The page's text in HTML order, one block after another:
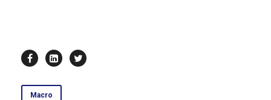
Macro